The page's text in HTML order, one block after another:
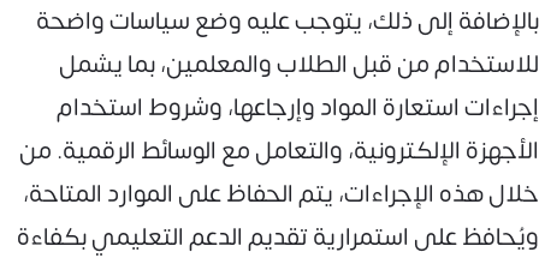
بالإضافة إلى ذلك، يتوجب عليه وضع سياسات واضحة
للاستخدام من قبل الطلاب والمعلمين، بما يشمل
إجراءات استعارة المواد وإرجاعها، وشروط استخدام
الأجهزة الإلكترونية، والتعامل مع الوسائط الرقمية. من
خلال هذه الإجراءات، يتم الحفاظ على الموارد المتاحة،
ويُحافظ على استمرارية تقديم الدعم التعليمي بكفاءة